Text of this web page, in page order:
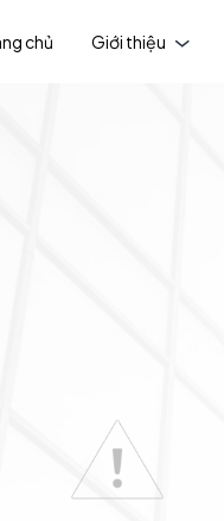
chủ Giới thiệu